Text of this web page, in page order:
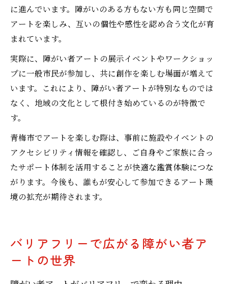
に進んでいます。障がいのある方もない方も同じ空間で
アートを楽しみ、互いの個性や感性を認め合う文化が育
まれています。
実際に、障がい者アートの展示イベントやワークショッ
プに一般市民が参加し、共に創作を楽しむ場面が増えて
います。これにより、障がい者アートが特別なものでは
なく、地域の文化として根付き始めているのが特徴で
す。
青梅市でアートを楽しむ際は、事前に施設やイベントの
アクセシビリティ情報を確認し、ご自身やご家族に合っ
たサポート体制を活用することが快適な鑑賞体験につな
がります。今後も、誰もが安心して参加できるアート環
境の拡充が期待されます。
バリアフリーで広がる障がい者ア
ートの世界